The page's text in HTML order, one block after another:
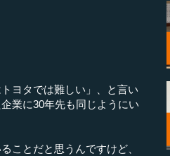
ヨタでは難しい」、と言い
業に30年先も同じようにい
ことだと思うんですけど、